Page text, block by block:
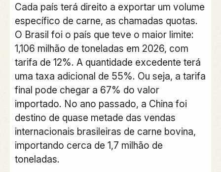
Cada país terá direito a exportar um volume
específico de carne, as chamadas quotas.
O Brasil foi o país que teve o maior limite:
1,106 milhão de toneladas em 2026, com
tarifa de 12%. A quantidade excedente terá
uma taxa adicional de 55%. Ou seja, a tarifa
final pode chegar a 67% do valor
importado. No ano passado, a China foi
destino de quase metade das vendas
internacionais brasileiras de carne bovina,
importando cerca de 1,7 milhão de
toneladas.